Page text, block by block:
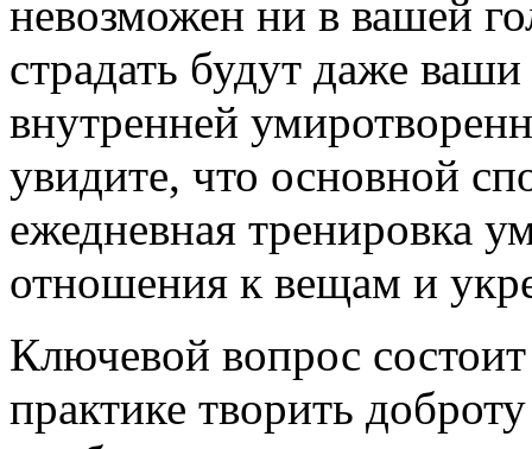
невозможен ни в вашей
страдать будут даже
внутренней
увидите, что основной
ежедневная тренировка
отношения к вещам и
Ключевой вопрос
практике творить